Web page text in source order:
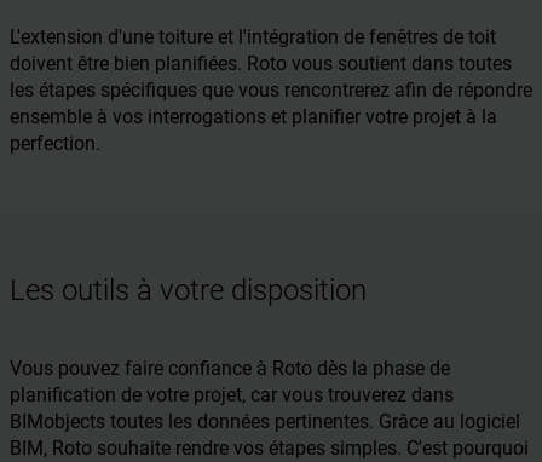
L'extension d'une toiture et l'intégration de fenêtres de toit
doivent être bien planifiées. Roto vous soutient dans toutes
les étapes spécifiques que vous rencontrerez afin de répondre
ensemble à vos interrogations et planifier votre projet à la
perfection.
Les outils à votre disposition
Vous pouvez faire confiance à Roto dès la phase de
planification de votre projet, car vous trouverez dans
BIMobjects toutes les données pertinentes. Grâce au logiciel
BIM, Roto souhaite rendre vos étapes simples. C'est pourquoi